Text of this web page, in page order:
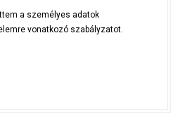
a személyes adatok
vonatkozó szabályzatot.